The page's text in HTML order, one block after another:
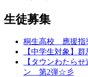
生徒募集
桐生高校 應援指
【中学生対象】
【タウンわたら
ン 第2弾☆彡